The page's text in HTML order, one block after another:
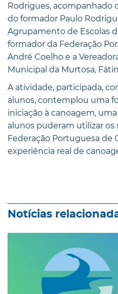
Rodrigues, acompanhado
do formador Paulo
Agrupamento de Escolas
formador da Federação
André Coelho e a
Municipal da Murtosa,
A atividade, participada,
alunos, contemplou uma
iniciação à canoagem,
alunos puderam utilizar
Federação Portuguesa de
experiência real de
Notícias